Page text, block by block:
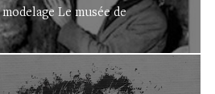
Le musée de